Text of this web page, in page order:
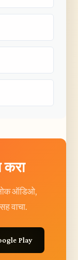
करा
ऑडिओ,
वाचा.
Play